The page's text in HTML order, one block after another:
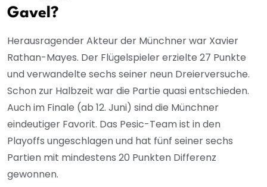
Gavel?
Herausragender Akteur der Münchner war Xavier
Rathan-Mayes. Der Flügelspieler erzielte 27 Punkte
und verwandelte sechs seiner neun Dreierversuche.
Schon zur Halbzeit war die Partie quasi entschieden.
Auch im Finale (ab 12. Juni) sind die Münchner
eindeutiger Favorit. Das Pesic-Team ist in den
Playoffs ungeschlagen und hat fünf seiner sechs
Partien mit mindestens 20 Punkten Differenz
gewonnen.